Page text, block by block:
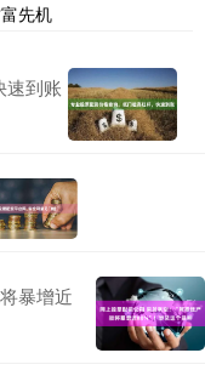
先机
速到账
暴增近